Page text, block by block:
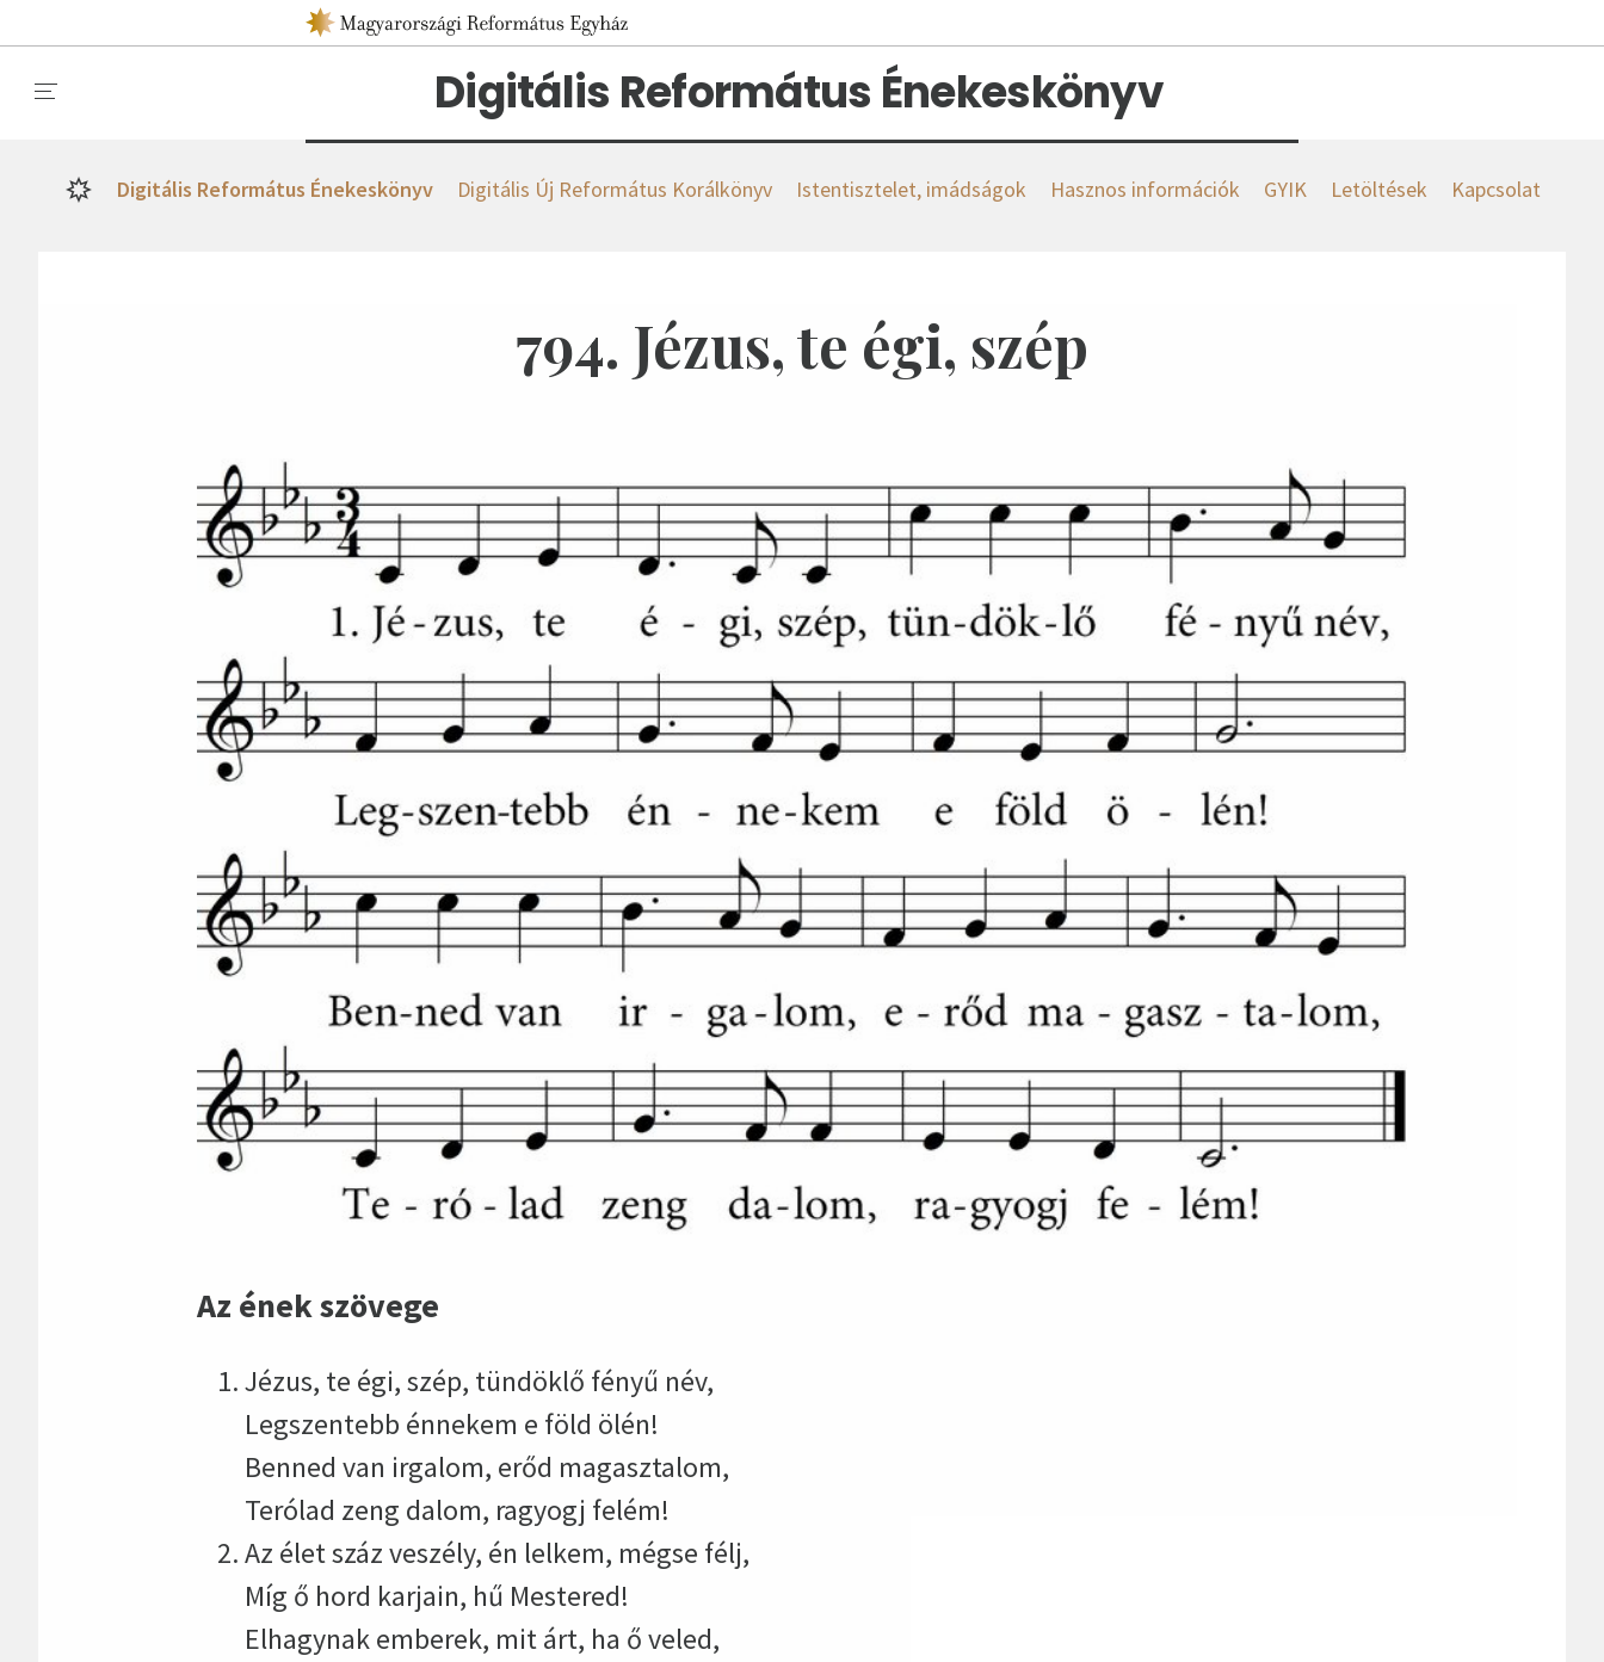
Digitális Református Énekeskönyv
Digitális Református Énekeskönyv Digitális Új Református Korálkönyv Istentisztelet, imádságok Hasznos információk GYIK Letöltések Kapcsolat
794. Jézus, te égi, szép
Az ének szövege
Jézus, te égi, szép, tündöklő fényű név,
Legszentebb énnekem e föld ölén!
Benned van irgalom, erőd magasztalom,
Terólad zeng dalom, ragyogj felém!
Az élet száz veszély, én lelkem, mégse félj,
Míg ő hord karjain, hű Mestered!
Elhagynak emberek, mit árt, ha ő veled,